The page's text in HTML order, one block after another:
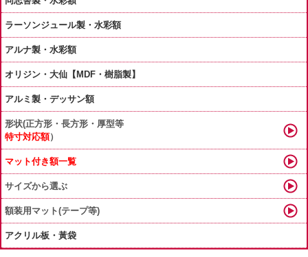
ラーソンジュール製・水彩額
アルナ製・水彩額
オリジン・大仙【MDF・樹脂製】
アルミ製・デッサン額
形状(正方形・長方形・厚型等
特寸対応額）
マット付き額一覧
サイズから選ぶ
額装用マット(テープ等)
アクリル板・黃袋